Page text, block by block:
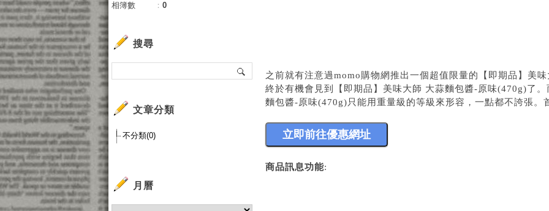
之前就有注意過momo購物網推出一個超值限量的
【即期品】美
終於有機會見到
【即期品】美味大師 大蒜麵包醬-原味(470g)了。
麵包醬-原味(470g)只能用重量級的等級來形容，一點都不誇張
商品訊息功能:
相簿數
： 0
搜尋
文章分類
不分類(0)
月曆